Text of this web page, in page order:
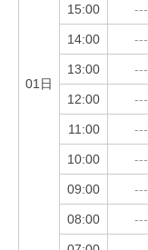
01日
15:00 ---
14:00 ---
13:00 ---
12:00 ---
11:00 ---
10:00 ---
09:00 ---
08:00 ---